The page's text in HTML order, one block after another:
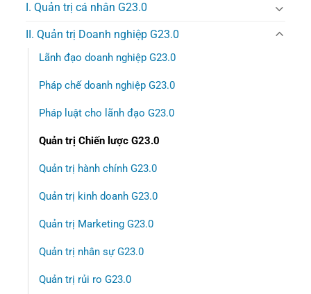
I. Quản trị cá nhân G23.0
II. Quản trị Doanh nghiệp G23.0
Lãnh đạo doanh nghiệp G23.0
Pháp chế doanh nghiệp G23.0
Pháp luật cho lãnh đạo G23.0
Quản trị Chiến lược G23.0
Quản trị hành chính G23.0
Quản trị kinh doanh G23.0
Quản trị Marketing G23.0
Quản trị nhân sự G23.0
Quản trị rủi ro G23.0